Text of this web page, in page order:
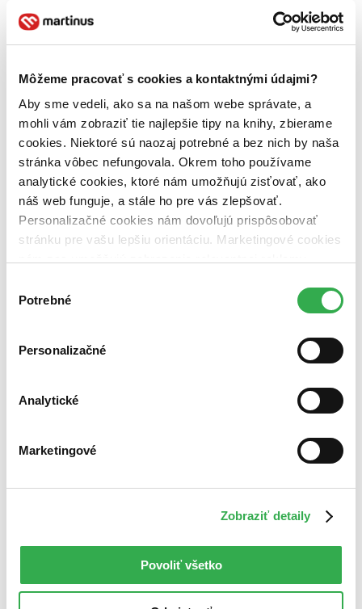
Môžeme pracovať s cookies a kontaktnými údajmi?
Aby sme vedeli, ako sa na našom webe správate, a
mohli vám zobraziť tie najlepšie tipy na knihy, zbierame
cookies. Niektoré sú naozaj potrebné a bez nich by naša
stránka vôbec nefungovala. Okrem toho používame
analytické cookies, ktoré nám umožňujú zisťovať, ako
náš web funguje, a stále ho pre vás zlepšovať.
Personalizačné cookies nám dovoľujú prispôsobovať
stránku pre vašu lepšiu orientáciu. Marketingové cookies
nám pomohlo, keby sme mohli používať všetky tieto
súhlasu
Potrebné
Personalizačné
Analytické
Marketingové
Zobraziť detaily
Povoliť všetko
Pôvod
Steffen Hartmann (1 titul) Steffen Hartmann
Vydavateľstvo
Franesa (1 titul)Franesa 1
Väzba
brožovaná väzba (1 titul)brožovaná väzba1
Zúžiť výber
Zoradiť
Bestsellery
Najlacnejšie
Použité filtre
Autor Steffen Hartmanndostupné